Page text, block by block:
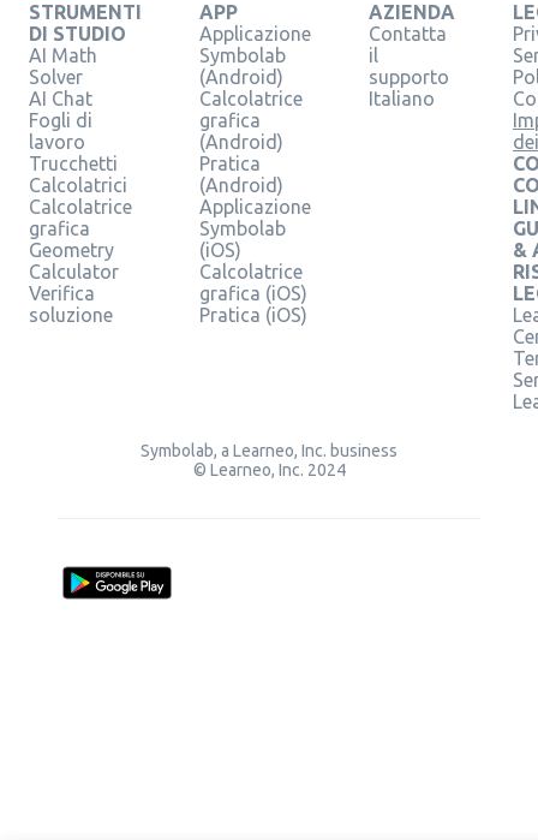
STRUMENTI
DI STUDIO
AI Math
Solver
AI Chat
Fogli di
lavoro
Trucchetti
Calcolatrici
Calcolatrice
grafica
Geometry
Calculator
Verifica
soluzione
APP
Applicazione
Symbolab
(Android)
Calcolatrice
grafica
(Android)
Pratica
(Android)
Applicazione
Symbolab
(iOS)
Calcolatrice
grafica (iOS)
Pratica (iOS)
AZIENDA
Contatta
il
supporto
Italiano
&
Symbolab, a Learneo, Inc. business
© Learneo, Inc. 2024